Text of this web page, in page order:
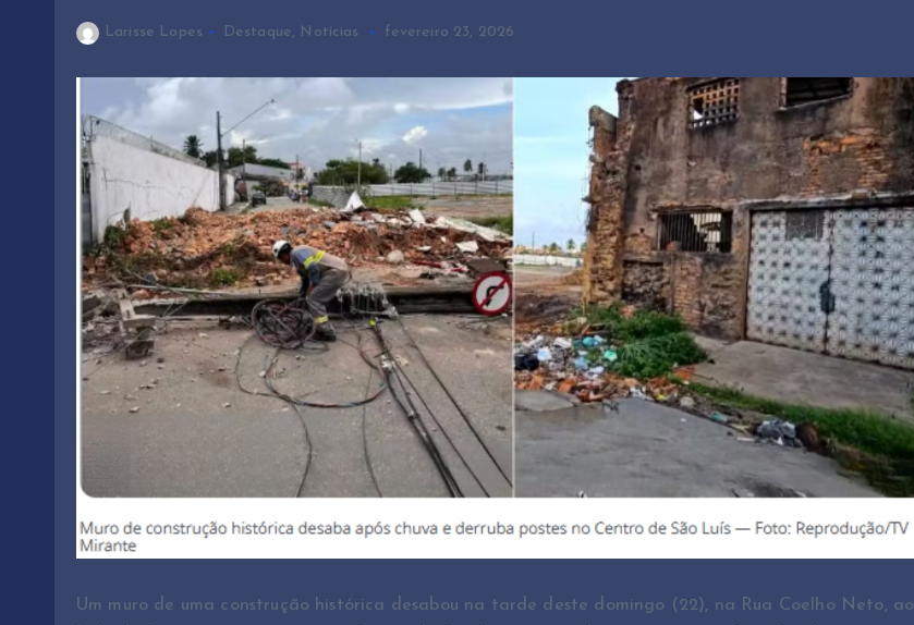
Larisse Lopes Destaque, Notícias fevereiro 23, 2026
Um muro de uma construção histórica desabou na tarde deste domingo (22), na Rua Coelho Neto, ao